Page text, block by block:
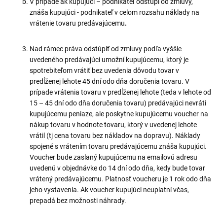
znáša kupujúci - podnikateľ v celom rozsahu náklady na
vrátenie tovaru predávajúcemu.
Nad rámec práva odstúpiť od zmluvy podľa vyššie
uvedeného predávajúci umožní kupujúcemu, ktorý je
spotrebiteľom vrátiť bez uvedenia dôvodu tovar v
predĺženej lehote 45 dní odo dňa doručenia tovaru. V
prípade vrátenia tovaru v predĺženej lehote (teda v lehote od
15 – 45 dní odo dňa doručenia tovaru) predávajúci nevráti
kupujúcemu peniaze, ale poskytne kupujúcemu voucher na
nákup tovaru v hodnote tovaru, ktorý v uvedenej lehote
vrátil (tj cena tovaru bez nákladov na dopravu). Náklady
spojené s vrátením tovaru predávajúcemu znáša kupujúci.
Voucher bude zaslaný kupujúcemu na emailovú adresu
uvedenú v objednávke do 14 dní odo dňa, kedy bude tovar
vrátený predávajúcemu. Platnosť voucheru je 1 rok odo dňa
jeho vystavenia. Ak voucher kupujúci neuplatní včas,
prepadá bez možnosti náhrady.